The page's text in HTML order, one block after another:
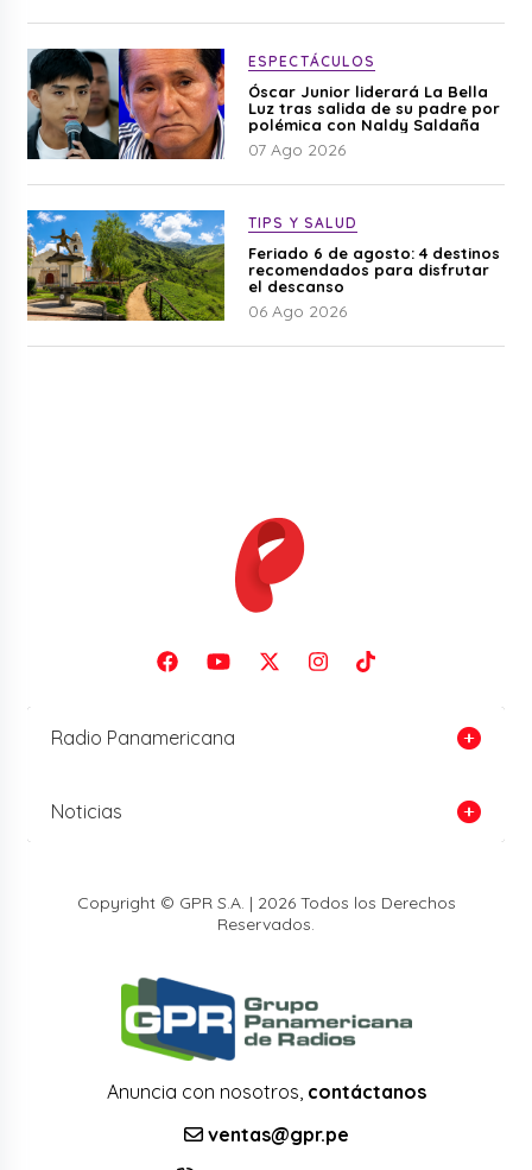
ESPECTÁCULOS
Óscar Junior liderará La Bella
Luz tras salida de su padre por
polémica con Naldy Saldaña
07 Ago 2026
TIPS Y SALUD
Feriado 6 de agosto: 4 destinos
recomendados para disfrutar
el descanso
06 Ago 2026
Radio Panamericana
Noticias
Copyright © GPR S.A. | 2026 Todos los Derechos
Reservados.
Anuncia con nosotros, contáctanos
ventas@gpr.pe